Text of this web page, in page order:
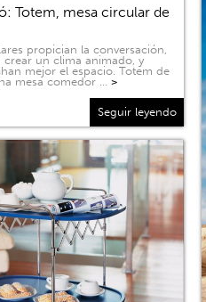
Totem, mesa circular de
propician la conversación,
un clima animado, y
mejor el espacio. Totem de
mesa comedor … >
Seguir leyendo